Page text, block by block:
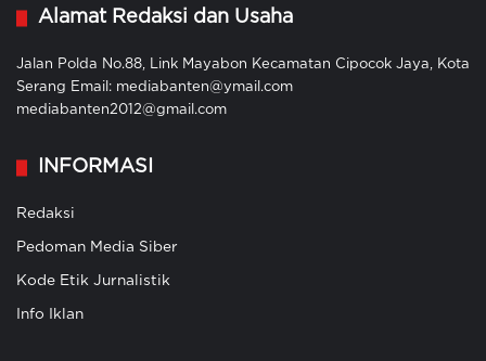
Alamat Redaksi dan Usaha
Jalan Polda No.88, Link Mayabon Kecamatan Cipocok Jaya, Kota
Serang Email: mediabanten@ymail.com
mediabanten2012@gmail.com
INFORMASI
Redaksi
Pedoman Media Siber
Kode Etik Jurnalistik
Info Iklan